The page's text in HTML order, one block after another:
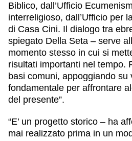
Biblico, dall’Ufficio
interreligioso, dall’Ufficio per
di Casa Cini. Il dialogo tra
spiegato Della Seta – serve
momento stesso in cui si
risultati importanti nel tempo.
basi comuni, appoggiando su
fondamentale per affrontare
del presente”.
“E’ un progetto storico – ha
mai realizzato prima in un